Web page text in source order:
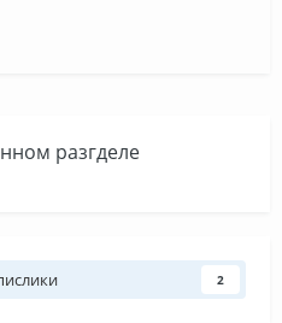
разгделе
2